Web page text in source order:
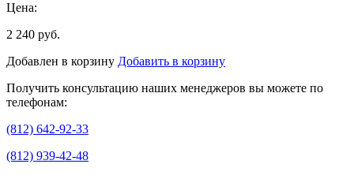
Цена:
2 240 руб.
Добавлен в корзину Добавить в корзину
Получить консультацию наших менеджеров вы можете по
телефонам:
(812) 642-92-33
(812) 939-42-48